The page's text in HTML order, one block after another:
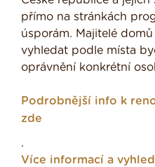
přímo na stránkách
úsporám. Majitelé
vyhledat podle místa
oprávnění konkrétní
Podrobnější info k
zde
.
Více informací a